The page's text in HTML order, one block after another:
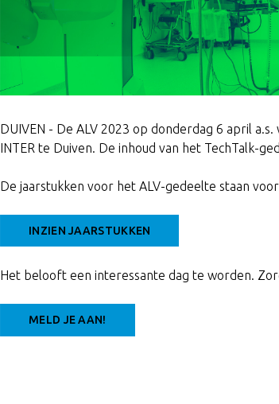
DUIVEN - De ALV 2023 op donderdag 6 april
INTER te Duiven. De inhoud van het TechTalk-
De jaarstukken voor het ALV-gedeelte staan
INZIEN JAARSTUKKEN
Het belooft een interessante dag te worden.
MELD JE AAN!